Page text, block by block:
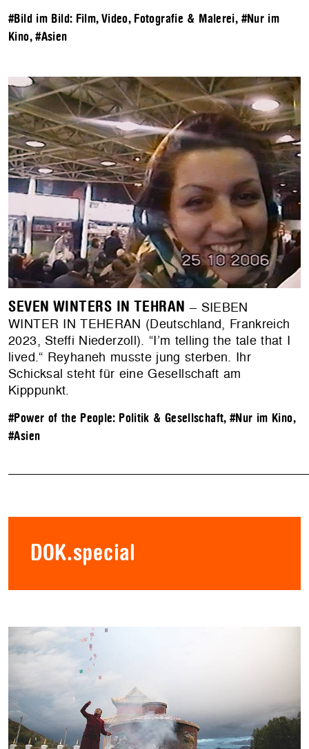
#Bild im Bild: Film, Video, Fotografie & Malerei, #Nur im
Kino,#Asien
SEVEN WINTERS IN TEHRAN – SIEBEN
WINTER IN TEHERAN (Deutschland, Frankreich
2023, Steffi Niederzoll). “I’m telling the tale that I
lived.“ Reyhaneh musste jung sterben. Ihr
Schicksal steht für eine Gesellschaft am
Kipppunkt.
#Power of the People: Politik & Gesellschaft,#Nur im Kino,
#Asien
DOK.special